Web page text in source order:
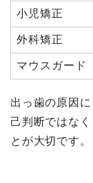
小児矯正
外科矯正
マウスガード
出っ歯の原因
己判断ではな
とが大切です。